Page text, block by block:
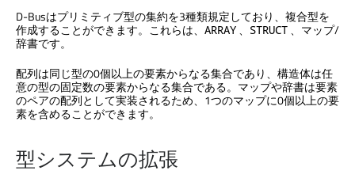
D-Busはプリミティブ型の集約を3種類規定しており、複合型を
作成することができます。これらは、 ARRAY 、 STRUCT 、マップ/
辞書です。
配列は同じ型の0個以上の要素からなる集合であり、構造体は任
意の型の固定数の要素からなる集合である。マップや辞書は要素
のペアの配列として実装されるため、1つのマップに0個以上の要
素を含めることができます。
型システムの拡張